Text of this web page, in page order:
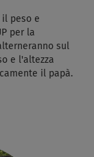
peso e
per la
sul
e l'altezza
il papà.